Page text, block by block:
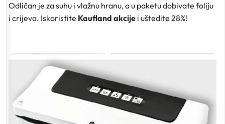
Odličan je za suhu i vlažnu hranu, a u paketu dobivate foliju
i crijeva. Iskoristite Kaufland akcije i uštedite 28%!